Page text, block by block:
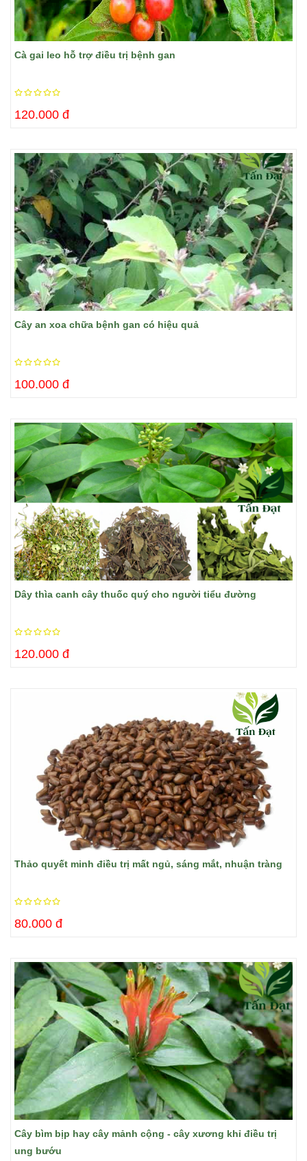
Cà gai leo hỗ trợ điều trị bệnh gan
120.000 đ
Cây an xoa chữa bệnh gan có hiệu quả
100.000 đ
Dây thìa canh cây thuốc quý cho người tiểu đường
120.000 đ
Thảo quyết minh điều trị mất ngủ, sáng mắt, nhuận tràng
80.000 đ
Cây bìm bịp hay cây mảnh cộng - cây xương khỉ điều trị
ung bướu